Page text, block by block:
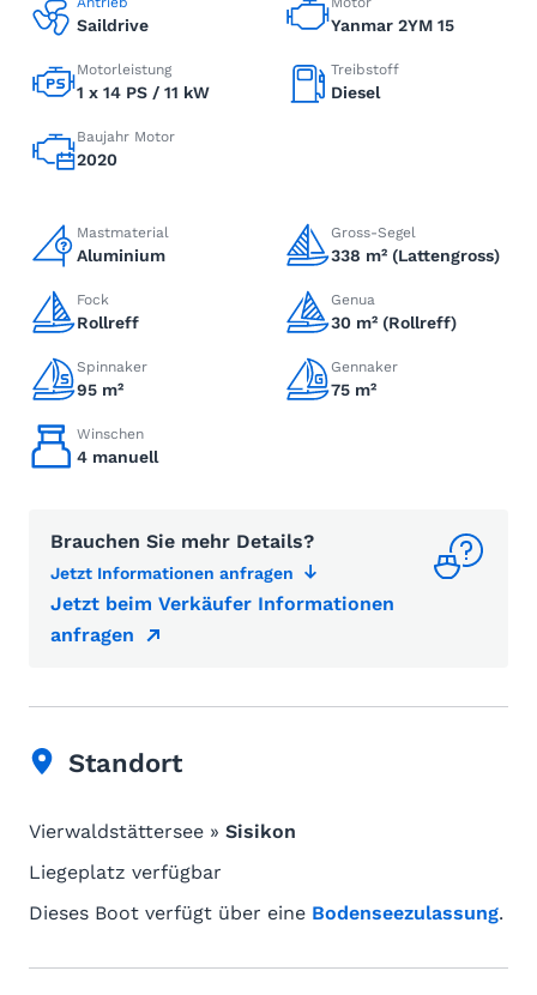
Saildrive Yanmar 2YM 15
Motorleistung
1 x 14 PS / 11 kW
Treibstoff
Diesel
Baujahr Motor
2020
Mastmaterial
Aluminium
Gross-Segel
338 m² (Lattengross)
Fock
Rollreff
Genua
30 m² (Rollreff)
Spinnaker
95 m²
Gennaker
75 m²
Winschen
4 manuell
Brauchen Sie mehr Details?
Jetzt Informationen anfragen
Jetzt beim Verkäufer Informationen
anfragen
Standort
Vierwaldstättersee » Sisikon
Liegeplatz verfügbar
Dieses Boot verfügt über eine Bodenseezulassung.